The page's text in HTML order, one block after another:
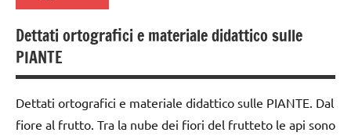
scienze
scienze:
piante
TUTTI GLI
anni
DOWNLOAD
Festa
dai
3 ai
6
anni
dai
Dettati ortografici e materiale didattico sulle
PIANTE
Dettati ortografici e materiale didattico sulle PIANTE. Dal
fiore al frutto. Tra la nube dei fiori del frutteto le api sono